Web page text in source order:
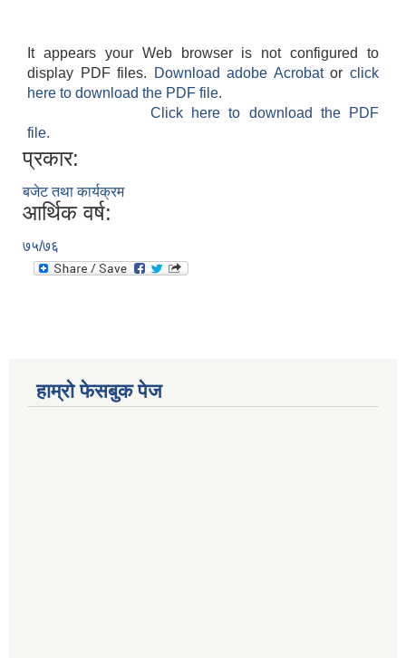
It appears your Web browser is not configured to
display PDF files.
Download adobe Acrobatorclick
here to download the PDF file.
Click here to download the PDF
file.
प्रकार:
बजेट तथा कार्यक्रम
आर्थिक वर्ष:
७५/७६
हाम्रो फेसबुक पेज